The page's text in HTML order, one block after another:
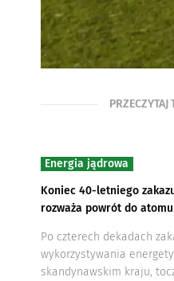
PRZECZYTAJ
Energia jądrowa
Koniec 40-letniego
rozważa powrót do atomu
Po czterech dekadach
wykorzystywania
skandynawskim kraju,